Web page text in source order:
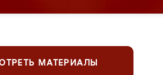
МАТЕРИАЛЫ